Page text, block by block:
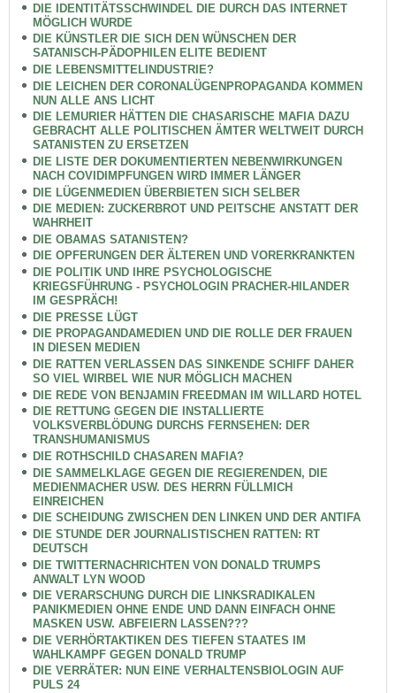
DIE IDENTITÄTSSCHWINDEL DIE DURCH DAS INTERNET
MÖGLICH WURDE
DIE KÜNSTLER DIE SICH DEN WÜNSCHEN DER
SATANISCH-PÄDOPHILEN ELITE BEDIENT
DIE LEBENSMITTELINDUSTRIE?
DIE LEICHEN DER CORONALÜGENPROPAGANDA KOMMEN
NUN ALLE ANS LICHT
DIE LEMURIER HÄTTEN DIE CHASARISCHE MAFIA DAZU
GEBRACHT ALLE POLITISCHEN ÄMTER WELTWEIT DURCH
SATANISTEN ZU ERSETZEN
DIE LISTE DER DOKUMENTIERTEN NEBENWIRKUNGEN
NACH COVIDIMPFUNGEN WIRD IMMER LÄNGER
DIE LÜGENMEDIEN ÜBERBIETEN SICH SELBER
DIE MEDIEN: ZUCKERBROT UND PEITSCHE ANSTATT DER
WAHRHEIT
DIE OBAMAS SATANISTEN?
DIE OPFERUNGEN DER ÄLTEREN UND VORERKRANKTEN
DIE POLITIK UND IHRE PSYCHOLOGISCHE
KRIEGSFÜHRUNG - PSYCHOLOGIN PRACHER-HILANDER
IM GESPRÄCH!
DIE PRESSE LÜGT
DIE PROPAGANDAMEDIEN UND DIE ROLLE DER FRAUEN
IN DIESEN MEDIEN
DIE RATTEN VERLASSEN DAS SINKENDE SCHIFF DAHER
SO VIEL WIRBEL WIE NUR MÖGLICH MACHEN
DIE REDE VON BENJAMIN FREEDMAN IM WILLARD HOTEL
DIE RETTUNG GEGEN DIE INSTALLIERTE
VOLKSVERBLÖDUNG DURCHS FERNSEHEN: DER
TRANSHUMANISMUS
DIE ROTHSCHILD CHASAREN MAFIA?
DIE SAMMELKLAGE GEGEN DIE REGIERENDEN, DIE
MEDIENMACHER USW. DES HERRN FÜLLMICH
EINREICHEN
DIE SCHEIDUNG ZWISCHEN DEN LINKEN UND DER ANTIFA
DIE STUNDE DER JOURNALISTISCHEN RATTEN: RT
DEUTSCH
DIE TWITTERNACHRICHTEN VON DONALD TRUMPS
ANWALT LYN WOOD
DIE VERARSCHUNG DURCH DIE LINKSRADIKALEN
PANIKMEDIEN OHNE ENDE UND DANN EINFACH OHNE
MASKEN USW. ABFEIERN LASSEN???
DIE VERHÖRTAKTIKEN DES TIEFEN STAATES IM
WAHLKAMPF GEGEN DONALD TRUMP
DIE VERRÄTER: NUN EINE VERHALTENSBIOLOGIN AUF
PULS 24